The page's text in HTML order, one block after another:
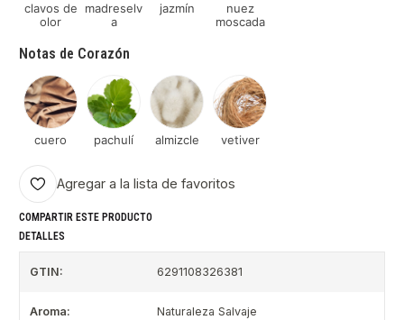
clavos de
olor
madreselv
a
jazmín
nuez
moscada
Notas de Corazón
cuero pachulí almizcle vetiver
Agregar a la lista de favoritos
COMPARTIR ESTE PRODUCTO
DETALLES
GTIN: 6291108326381
Aroma: Naturaleza Salvaje